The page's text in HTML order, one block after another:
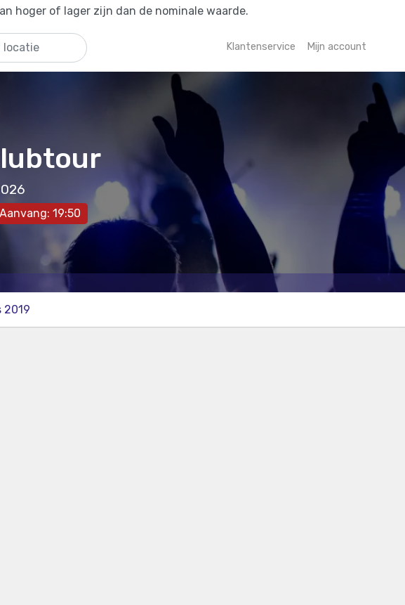
hoger of lager zijn dan de nominale waarde.
Klantenservice Mijn account
Aanvang: 19:50